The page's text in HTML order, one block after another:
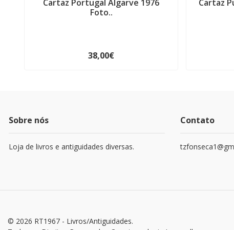
Cartaz Portugal Algarve 1976
Foto..
38,00€
Cartaz
Sobre nós
Loja de livros e antiguidades diversas.
Contato
© 2026 RT1967 - Livros/Antiguidades.